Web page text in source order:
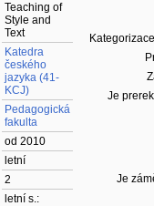
Teaching of
Style and
Text
Katedra
českého
jazyka (41-
KCJ)
Pedagogická
fakulta
od 2010
letní
2
letní s.:
Je
Je